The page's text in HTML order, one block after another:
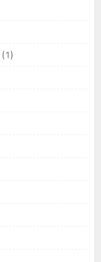
(1)